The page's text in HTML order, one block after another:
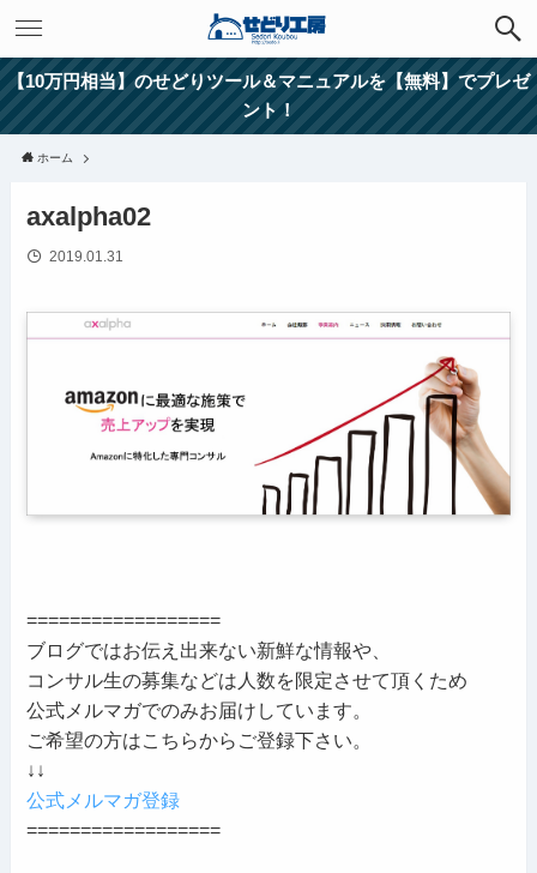
【10万円相当】のせどりツール＆マニュアルを【無料】でプレゼ
ント！
ホーム
axalpha02
2019.01.31
==================
ブログではお伝え出来ない新鮮な情報や、
コンサル生の募集などは人数を限定させて頂くため
公式メルマガでのみお届けしています。
ご希望の方はこちらからご登録下さい。
↓↓
公式メルマガ登録
==================